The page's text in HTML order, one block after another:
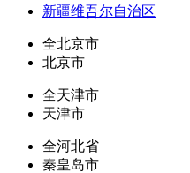
新疆维吾尔自治区
全北京市
北京市
全天津市
天津市
全河北省
秦皇岛市